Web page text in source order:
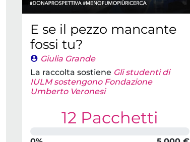
E se il pezzo mancante
fossi tu?
Giulia Grande
La raccolta sostiene Gli studenti di
IULM sostengono Fondazione
Umberto Veronesi
12 Pacchetti